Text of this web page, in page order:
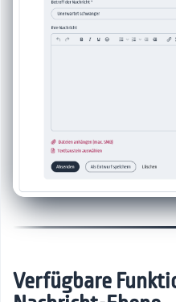
Verfügbare